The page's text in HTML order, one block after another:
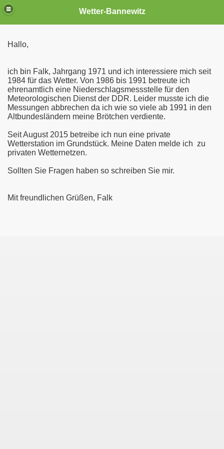
Wetter-Bannewitz
Hallo,
ich bin Falk, Jahrgang 1971 und ich interessiere mich seit
1984 für das Wetter. Von 1986 bis 1991 betreute ich
ehrenamtlich eine Niederschlagsmessstelle für den
Meteorologischen Dienst der DDR. Leider musste ich die
Messungen abbrechen da ich wie so viele ab 1991 in den
Altbundesländern meine Brötchen verdiente.
Seit August 2015 betreibe ich nun eine private
Wetterstation im Grundstück. Meine Daten melde ich zu
privaten Wetternetzen.
Sollten Sie Fragen haben so schreiben Sie mir.
Mit freundlichen Grüßen, Falk